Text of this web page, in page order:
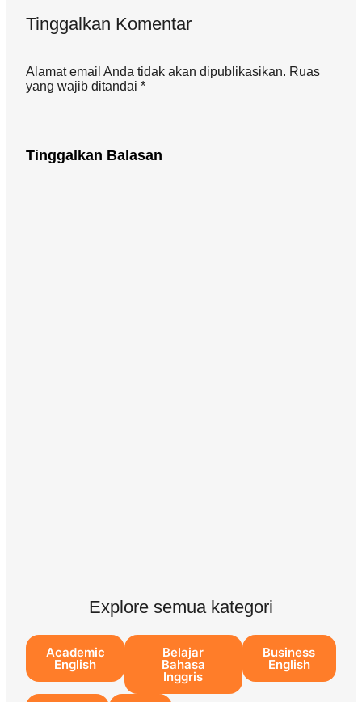
Tinggalkan Komentar
Alamat email Anda tidak akan dipublikasikan. Ruas
yang wajib ditandai *
Tinggalkan Balasan
Explore semua kategori
Academic
English
Belajar
Bahasa
Inggris
Business
English